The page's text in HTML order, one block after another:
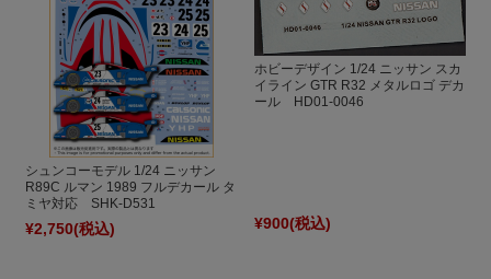
シュンコーモデル 1/24 ニッサン
R89C ルマン 1989 フルデカール タ
ミヤ対応 SHK-D531
¥2,750(税込)
ホビーデザイン 1/24 ニッサン スカ
イライン GTR R32 メタルロゴ デカ
ール HD01-0046
¥900(税込)